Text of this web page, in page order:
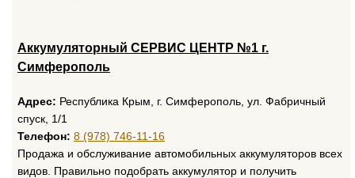
Аккумуляторный СЕРВИС ЦЕНТР №1 г.
Симферополь
Адрес: Республика Крым, г. Симферополь, ул. Фабричный
спуск, 1/1
Телефон: 8 (978) 746-11-16
Продажа и обслуживание автомобильных аккумуляторов всех
видов. Правильно подобрать аккумулятор и получить